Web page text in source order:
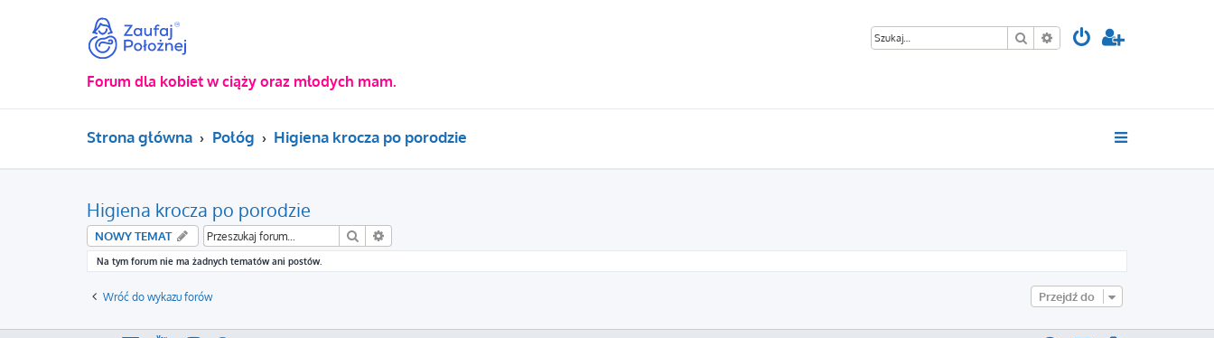
Szukaj Wyszukiwanie
Forum dla kobiet w ciąży oraz młodych mam.
Strona główna Połóg Higiena krocza po porodzie
Higiena krocza po porodzie
NOWY TEMAT Szukaj
Na tym forum nie ma żadnych tematów ani postów.
Wróć do wykazu forów Przejdź do